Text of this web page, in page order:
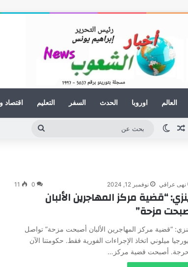
العالم اوروبا الحدث السفر التعليم اقتصاد
انستقراممقال عشوائي
الوضع المظلم
نهى عراقي نوفمبر 12, 2024 0
11
“قضية مركز المهاجرين الألبان
مزحة”
“قضية مركز المهاجرين الألبان أصبحت مزحة” تواصل
ميلوني اتخاذ الإجراءات الفورية فقط. حكومتنا الآن
أصبحت قضية مركز…